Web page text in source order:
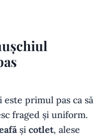
primul pas ca să
fraged și uniform.
și cotlet, alese